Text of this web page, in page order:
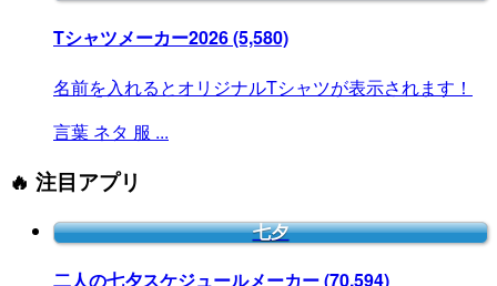
Tシャツメーカー2026(5,580)
名前を入れるとオリジナルTシャツが表示されます！
言葉 ネタ 服 ...
🔥 注目アプリ
七夕
二人の七夕スケジュールメーカー(70,594)